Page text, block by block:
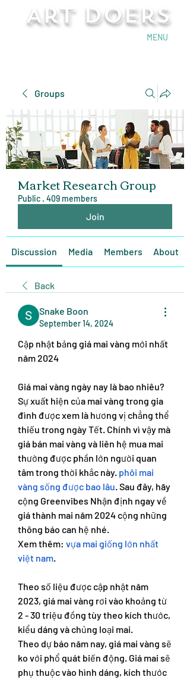
Art Doers
MENU
Groups
Market Research Group
Public · 409 members
Join
Discussion Media Members About
Back
Snake Boon
September 14, 2024
Cập nhật bảng giá mai vàng mới nhất
năm 2024
Giá mai vàng ngày nay là bao nhiêu?
Sự xuất hiện của mai vàng trong gia
đình được xem là hương vị chẳng thể
thiếu trong ngày Tết. Chính vì vậy mà
giá bán mai vàng và liên hệ mua mai
thường được phần lớn người quan
tâm trong thời khắc này. phôi mai
vàng sống được bao lâu. Sau đây, hãy
cộng Greenvibes Nhận định ngay về
giá thành mai năm 2024 cộng những
thông báo can hệ nhé.
Xem thêm: vựa mai giống lớn nhất
việt nam.
Theo số liệu được cập nhật năm
2023, giá mai vàng rơi vào khoảng từ
2 - 30 triệu đồng tùy theo kích thước,
kiểu dáng và chủng loại mai.
Theo dự báo năm nay, giá mai vàng sẽ
ko với phổ quát biến động. Giá mai sẽ
phụ thuộc vào hình dáng, kích thước